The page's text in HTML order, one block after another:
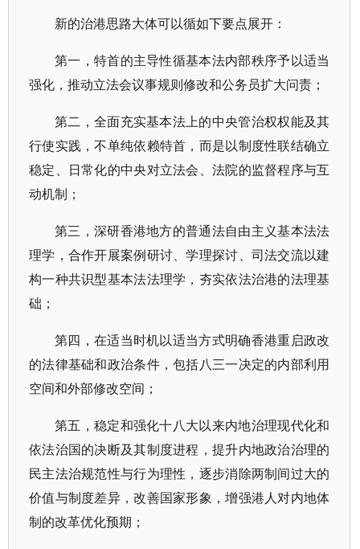
新的治港思路大体可以循如下要点展开：
第一，特首的主导性循基本法内部秩序予以适当
强化，推动立法会议事规则修改和公务员扩大问责；
第二，全面充实基本法上的中央管治权权能及其
行使实践，不单纯依赖特首，而是以制度性联结确立
稳定、日常化的中央对立法会、法院的监督程序与互
动机制；
第三，深研香港地方的普通法自由主义基本法法
理学，合作开展案例研讨、学理探讨、司法交流以建
构一种共识型基本法法理学，夯实依法治港的法理基
础；
第四，在适当时机以适当方式明确香港重启政改
的法律基础和政治条件，包括八三一决定的内部利用
空间和外部修改空间；
第五，稳定和强化十八大以来内地治理现代化和
依法治国的决断及其制度进程，提升内地政治治理的
民主法治规范性与行为理性，逐步消除两制间过大的
价值与制度差异，改善国家形象，增强港人对内地体
制的改革优化预期；